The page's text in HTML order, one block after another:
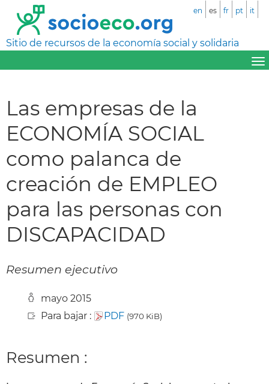
Sitio de recursos de la economía social y solidaria
en es fr pt it
Las empresas de la
ECONOMÍA SOCIAL
como palanca de
creación de EMPLEO
para las personas con
DISCAPACIDAD
Resumen ejecutivo
mayo 2015
Para bajar :
PDF (970 KiB)
Resumen :